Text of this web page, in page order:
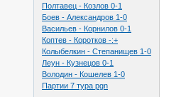
Полтавец - Козлов 0-1
Боев - Александров 1-0
Васильев - Корнилов 0-1
Коптев - Коротков -:+
Колыбелкин - Степанищев 1-0
Леун - Кузнецов 0-1
Володин - Кошелев 1-0
Партии 7 тура pgn